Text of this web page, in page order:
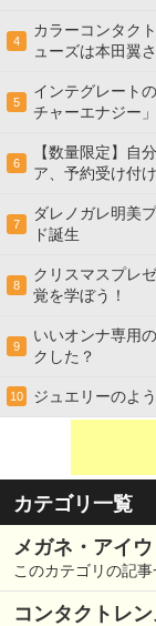
4
カラーコンタク
ューズは本田翼
5
インテグレート
チャーエナジー」
6
【数量限定】自
ア、予約受け付
7
ダレノガレ明美
ド誕生
8
クリスマスプレ
覚を学ぼう！
9
いいオンナ専用
クした？
10 ジュエリーのよ
カテゴリ一覧
メガネ・アイ
このカテゴリの記
コンタクトレ